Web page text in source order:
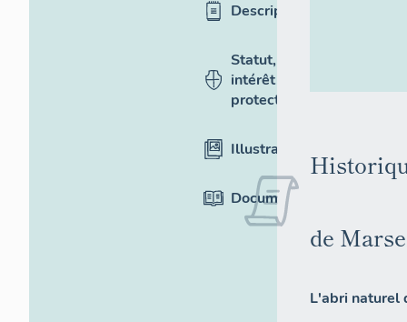
Description
Statut,
intérêt et
protection
Illustrations
Documentation
de
L'abri naturel